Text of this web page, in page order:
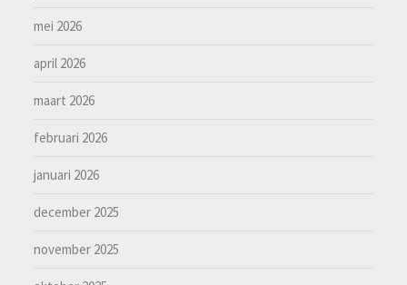
mei 2026
april 2026
maart 2026
februari 2026
januari 2026
december 2025
november 2025